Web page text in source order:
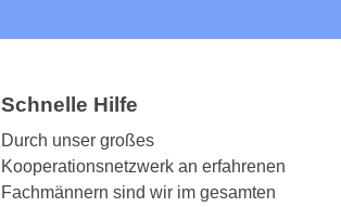
Schnelle Hilfe
Durch unser großes
Kooperationsnetzwerk an erfahrenen
Fachmännern sind wir im gesamten